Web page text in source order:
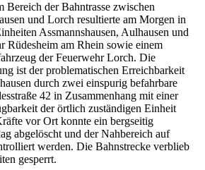
Bereich der Bahntrasse zwischen
und Lorch resultierte am Morgen in
Assmannshausen, Aulhausen und
Rüdesheim am Rhein sowie einem
der Feuerwehr Lorch. Die
ist der problematischen Erreichbarkeit
durch zwei einspurig befahrbare
42 in Zusammenhang mit einer
der örtlich zuständigen Einheit
vor Ort konnte ein bergseitig
abgelöscht und der Nahbereich auf
werden. Die Bahnstrecke verblieb
gesperrt.